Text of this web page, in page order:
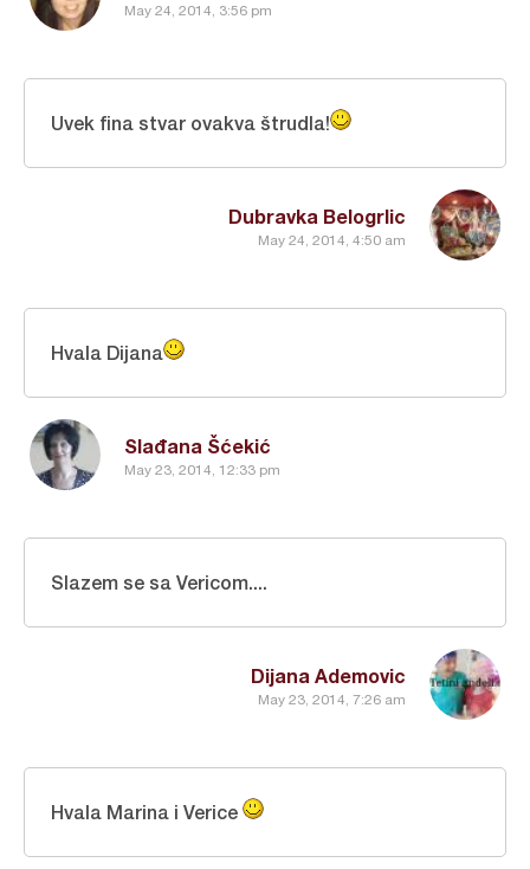
May 24, 2014, 3:56 pm
Dubravka Belogrlic
May 24, 2014, 4:50 am
Uvek fina stvar ovakva štrudla!
Slađana Šćekić
May 23, 2014, 12:33 pm
Hvala Dijana
Dijana Ademovic
May 23, 2014, 7:26 am
Slazem se sa Vericom....
Hvala Marina i Verice